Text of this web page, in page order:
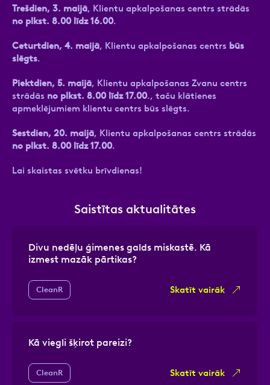
Trešdien, 3. maijā, Klientu apkalpošanas centrs strādās
no plkst. 8.00 līdz 16.00.
Ceturtdien, 4. maijā, Klientu apkalpošanas centrs būs
slēgts.
Piektdien, 5. maijā, Klientu apkalpošanas Zvanu centrs
strādās no plkst. 8.00 līdz 17.00., taču klātienes
apmeklējumiem klientu centrs būs slēgts.
Sestdien, 20. maijā, Klientu apkalpošanas centrs strādās
no plkst. 8.00 līdz 17.00.
Lai skaistas svētku brīvdienas!
Saistītas aktualitātes
Divu nedēļu ģimenes galds miskastē. Kā
izmest mazāk pārtikas?
CleanR Skatīt vairāk
Kā viegli šķirot pareizi?
CleanR Skatīt vairāk